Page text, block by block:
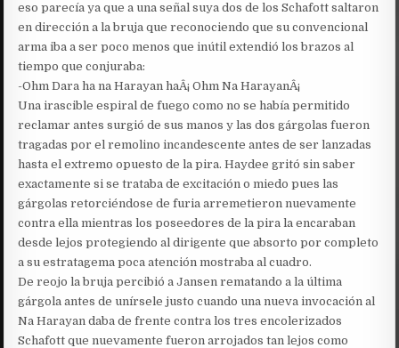
eso parecía ya que a una señal suya dos de los Schafott saltaron
en dirección a la bruja que reconociendo que su convencional
arma iba a ser poco menos que inútil extendió los brazos al
tiempo que conjuraba:
-Ohm Dara ha na Harayan haÂ¡ Ohm Na HarayanÂ¡
Una irascible espiral de fuego como no se había permitido
reclamar antes surgió de sus manos y las dos gárgolas fueron
tragadas por el remolino incandescente antes de ser lanzadas
hasta el extremo opuesto de la pira. Haydee gritó sin saber
exactamente si se trataba de excitación o miedo pues las
gárgolas retorciéndose de furia arremetieron nuevamente
contra ella mientras los poseedores de la pira la encaraban
desde lejos protegiendo al dirigente que absorto por completo
a su estratagema poca atención mostraba al cuadro.
De reojo la bruja percibió a Jansen rematando a la última
gárgola antes de unírsele justo cuando una nueva invocación al
Na Harayan daba de frente contra los tres encolerizados
Schafott que nuevamente fueron arrojados tan lejos como